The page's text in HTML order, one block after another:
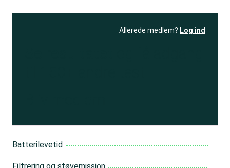
Allerede medlem? Log ind
Batterilevetid